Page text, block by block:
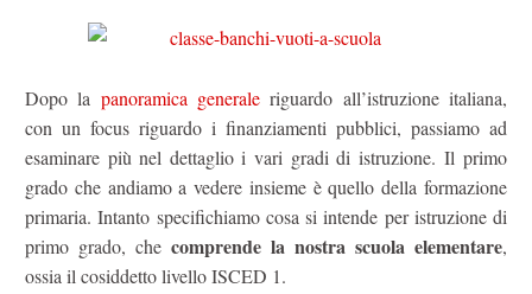
Dopo la panoramica generale riguardo all’istruzione italiana,
con un focus riguardo i finanziamenti pubblici, passiamo ad
esaminare più nel dettaglio i vari gradi di istruzione. Il primo
grado che andiamo a vedere insieme è quello della formazione
primaria. Intanto specifichiamo cosa si intende per istruzione di
primo grado, che comprende la nostra scuola elementare,
ossia il cosiddetto livello ISCED 1.